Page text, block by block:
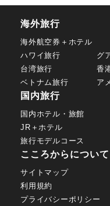
海外旅行
海外航空券＋ホテル
ハワイ旅行
グ
台湾旅行
香
ベトナム旅行
ア
国内旅行
国内ホテル・旅館
JR＋ホテル
旅行モデルコース
こころからについて
サイトマップ
利用規約
プライバシーポリシー